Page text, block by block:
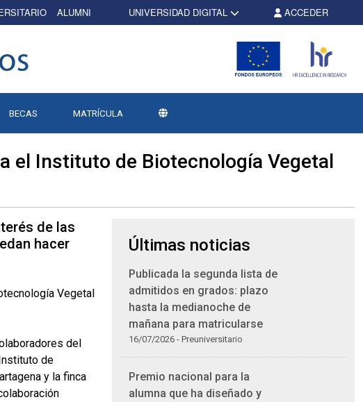
ALUMNI UNIVERSIDAD DIGITAL ACCEDER
BECAS MATRÍCULA
el Instituto de Biotecnología Vegetal
de las
hacer
del
de
y la finca
Últimas noticias
Publicada la segunda lista de
admitidos en grados: plazo
hasta la medianoche de
mañana para matricularse
16/07/2026 - Preuniversitario
Premio nacional para la
alumna que ha diseñado y